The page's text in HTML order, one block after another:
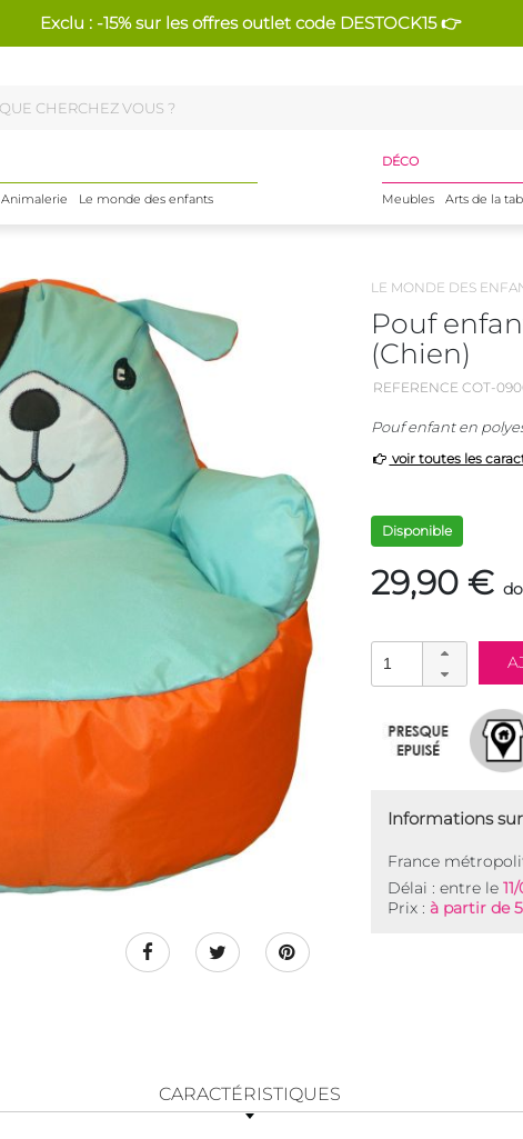
Exclu : -15% sur les offres outlet code DESTOCK15 👉
Animalerie Le monde des enfants
DÉCO
Meubles Arts de la
LE MONDE DES
Pouf
(Chien)
REFERENCE COT-
Pouf enfant en
voir toutes les
Disponible
29,90 €
Informations
France
Délai : entre le
Prix : à partir de
CARACTÉRISTIQUES